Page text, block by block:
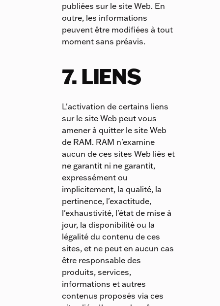
publiées sur le site Web. En
outre, les informations
peuvent être modifiées à tout
moment sans préavis.
7. LIENS
L'activation de certains liens
sur le site Web peut vous
amener à quitter le site Web
de RAM. RAM n'examine
aucun de ces sites Web liés et
ne garantit ni ne garantit,
expressément ou
implicitement, la qualité, la
pertinence, l'exactitude,
l'exhaustivité, l'état de mise à
jour, la disponibilité ou la
légalité du contenu de ces
sites, et ne peut en aucun cas
être responsable des
produits, services,
informations et autres
contenus proposés via ces